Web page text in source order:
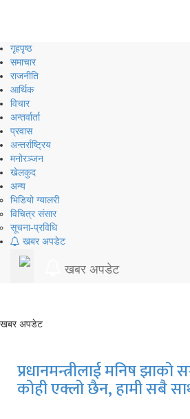
गृहपृष्ठ
समाचार
राजनीति
आर्थिक
विचार
अन्तर्वार्ता
प्रवास
अन्तर्राष्ट्रिय
मनोरञ्जन
खेलकुद
अन्य
भिडियो ग्यालरी
विचित्र संसार
सूचना-प्रविधि
खबर अपडेट
खबर अपडेट
खबर अपडेट
प्रधानमन्त्रीलाई मनिष झाको
कोही एक्लो छैन, हामी सबै